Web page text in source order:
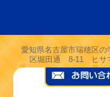
愛知県名古屋市瑞穂区
区堀田通 8-11 ヒサ